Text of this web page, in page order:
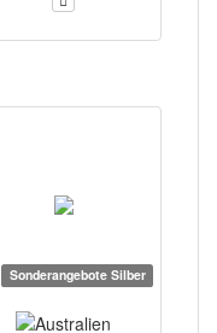
Sonderangebote Silber